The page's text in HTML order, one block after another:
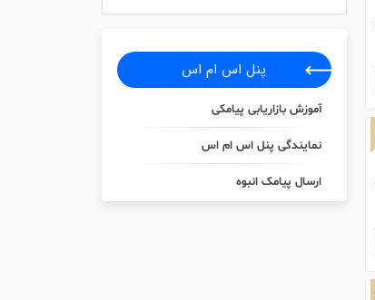
پنل اس ام اس
آموزش بازاریابی پیامکی
نمایندگی پنل اس ام اس
ارسال پیامک انبوه